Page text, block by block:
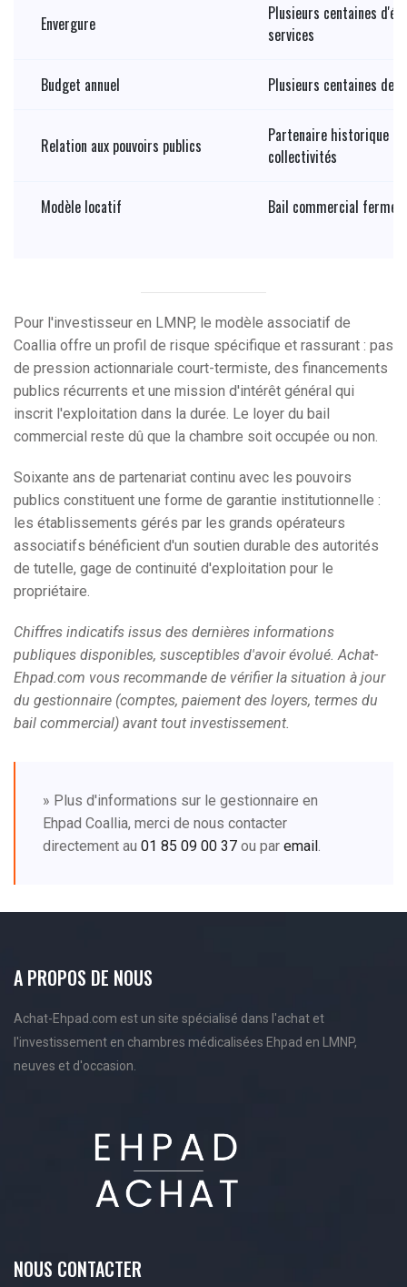
Envergure
Plusieurs centaines
services
Budget annuel Plusieurs centaines de
Relation aux pouvoirs publics
Partenaire historique
collectivités
Modèle locatif Bail commercial ferme
Pour l'investisseur en LMNP, le modèle associatif de
Coallia offre un profil de risque spécifique et rassurant : pas
de pression actionnariale court-termiste, des financements
publics récurrents et une mission d'intérêt général qui
inscrit l'exploitation dans la durée. Le loyer du bail
commercial reste dû que la chambre soit occupée ou non.
Soixante ans de partenariat continu avec les pouvoirs
publics constituent une forme de garantie institutionnelle :
les établissements gérés par les grands opérateurs
associatifs bénéficient d'un soutien durable des autorités
de tutelle, gage de continuité d'exploitation pour le
propriétaire.
Chiffres indicatifs issus des dernières informations
publiques disponibles, susceptibles d'avoir évolué. Achat-
Ehpad.com vous recommande de vérifier la situation à jour
du gestionnaire (comptes, paiement des loyers, termes du
bail commercial) avant tout investissement.
» Plus d'informations sur le gestionnaire en
Ehpad Coallia, merci de nous contacter
directement au 01 85 09 00 37 ou par email .
A PROPOS DE NOUS
Achat-Ehpad.com est un site spécialisé dans l'achat et
l'investissement en chambres médicalisées Ehpad en LMNP,
neuves et d'occasion.
NOUS CONTACTER